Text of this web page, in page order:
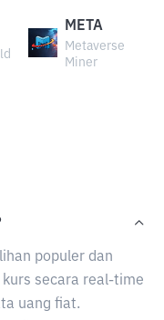
META
Metaverse
Miner
populer dan
secara real-time
uang fiat.